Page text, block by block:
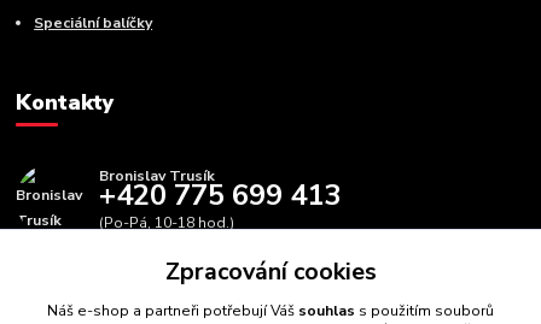
Speciální balíčky
Kontakty
Bronislav Trusík
+420 775 699 413
(Po-Pá, 10-18 hod.)
info@bbfitness.czZpracování cookies
Náš e-shop a partneři potřebují Váš souhlas s použitím souborů